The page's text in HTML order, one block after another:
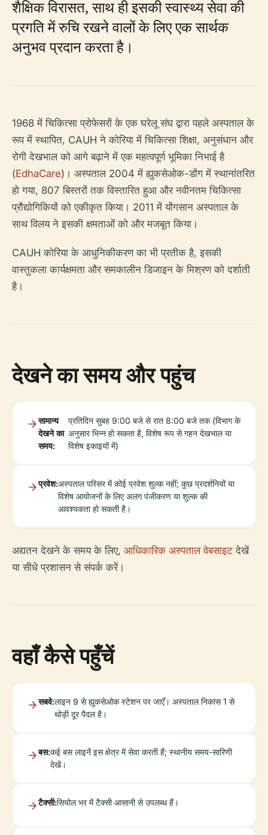
शैक्षिक विरासत, साथ ही इसकी स्वास्थ्य सेवा की
प्रगति में रुचि रखने वालों के लिए एक सार्थक
अनुभव प्रदान करता है।
1968 में चिकित्सा प्रोफेसरों के एक घरेलू संघ द्वारा पहले अस्पताल के
रूप में स्थापित, CAUH ने कोरिया में चिकित्सा शिक्षा, अनुसंधान और
रोगी देखभाल को आगे बढ़ाने में एक महत्वपूर्ण भूमिका निभाई है
(EdhaCare)। अस्पताल 2004 में ह्युकसेओक-डोंग में स्थानांतरित
हो गया, 807 बिस्तरों तक विस्तारित हुआ और नवीनतम चिकित्सा
प्रौद्योगिकियों को एकीकृत किया। 2011 में योंगसान अस्पताल के
साथ विलय ने इसकी क्षमताओं को और मजबूत किया।
CAUH कोरिया के आधुनिकीकरण का भी प्रतीक है, इसकी
वास्तुकला कार्यक्षमता और समकालीन डिजाइन के मिश्रण को दर्शाती
है।
देखने का समय और पहुंच
सामान्य
देखने का
समय:
प्रतिदिन सुबह 9:00 बजे से रात 8:00 बजे तक (विभाग के
अनुसार भिन्न हो सकता है, विशेष रूप से गहन देखभाल या
विशेष इकाइयों में)
प्रवेश:अस्पताल परिसर में कोई प्रवेश शुल्क नहीं; कुछ प्रदर्शनियों या
विशेष आयोजनों के लिए अलग पंजीकरण या शुल्क की
आवश्यकता हो सकती है।
अद्यतन देखने के समय के लिए, आधिकारिक अस्पताल वेबसाइट देखें
या सीधे प्रशासन से संपर्क करें।
वहाँ कैसे पहुँचें
सबवे:लाइन 9 से ह्युकसेओक स्टेशन पर जाएँ। अस्पताल निकास 1 से
थोड़ी दूर पैदल है।
बस:कई बस लाइनें इस क्षेत्र में सेवा करती हैं; स्थानीय समय-सारिणी
देखें।
टैक्सी:सियोल भर में टैक्सी आसानी से उपलब्ध हैं।